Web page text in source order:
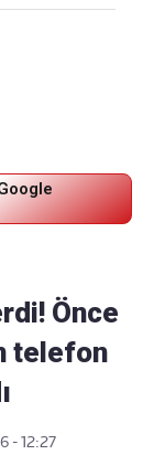
Önce
telefon
- 12:27